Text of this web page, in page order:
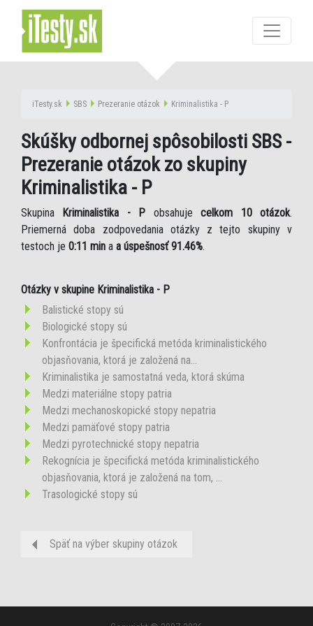
iTesty.sk SBS Prezeranie otázok Kriminalistika - P
Skúšky odbornej spôsobilosti SBS -
Prezeranie otázok zo skupiny
Kriminalistika - P
Skupina Kriminalistika - P obsahujecelkom 10 otázok.
Priemerná doba zodpovedania otázky z tejto skupiny v
testoch je 0:11 min a a úspešnosť 91.46%.
Otázky v skupine Kriminalistika - P
Balistické stopy sú
Biologické stopy sú
Konfrontácia je špecifická metóda kriminalistického
objasňovania, ktorá je založená na...
Kriminalistika je samostatná veda, ktorá skúma
Medzi materiálne stopy patria
Medzi mechanoskopické stopy nepatria
Medzi pamäťové stopy patria
Medzi pyrotechnické stopy nepatria
Rekognícia je špecifická metóda kriminalistického
objasňovania, ktorá je založená na tom, ...
Trasologické stopy sú
Späť na výber skupiny otázok